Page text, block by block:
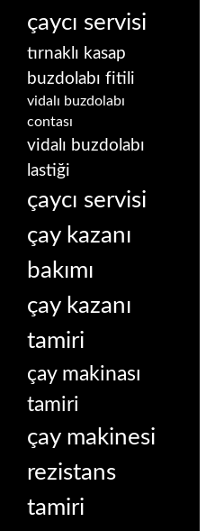
çaycı servisi
tırnaklı kasap
buzdolabı fitili
vidalı buzdolabı
contası
vidalı buzdolabı
lastiği
çaycı servisi
çay kazanı
bakımı
çay kazanı
tamiri
çay makinası
tamiri
çay makinesi
rezistans
tamiri